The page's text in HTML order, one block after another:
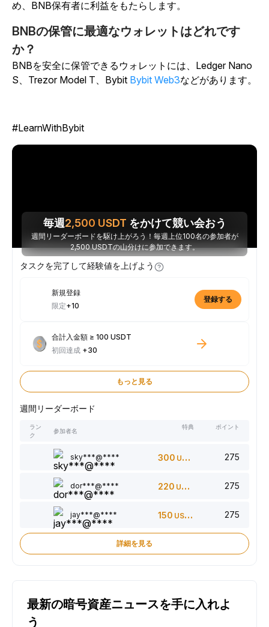
め、BNB保有者に利益をもたらします。
BNBの保管に最適なウォレットはどれです
か？
BNBを安全に保管できるウォレットには、Ledger Nano
S、Trezor Model T、Bybit Bybit Web3などがあります。
#LearnWithBybit
毎週2,500 USDT をかけて競い会おう
週間リーダーボードを駆け上がろう！毎週上位100名の参加者が
2,500 USDTの山分けに参加できます。
タスクを完了して経験値を上げよう
新規登録
限定+10
登録する
合計入金額 ≥ 100 USDT
初回達成 +30
もっと見る
週間リーダーボード
ラン
ク
参加者名
特典 ポイント
sky***@**** 300 USDT 275
dor***@**** 220 USDT 275
jay***@**** 150 USDT 275
詳細を見る
最新の暗号資産ニュースを手に入れよ
う